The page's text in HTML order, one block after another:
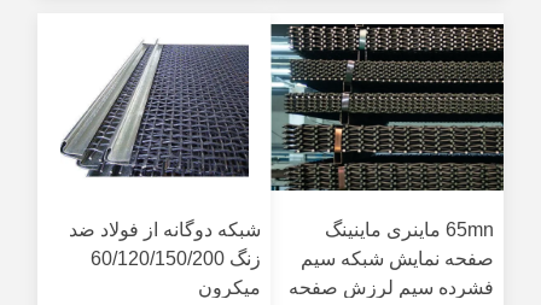
65mn ماینری ماینینگ
صفحه نمایش شبکه سیم
فشرده سیم لرزش صفحه
شبکه دوگانه از فولاد ضد
زنگ 60/120/150/200
میکرون